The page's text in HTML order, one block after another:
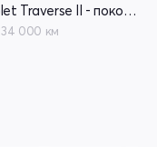
Chevrolet Traverse II - поколение рестайлинг
34 000 км